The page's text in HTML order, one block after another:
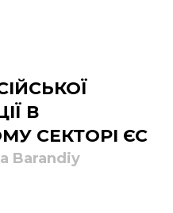
В
СЕКТОРІ ЄС
Barandiy